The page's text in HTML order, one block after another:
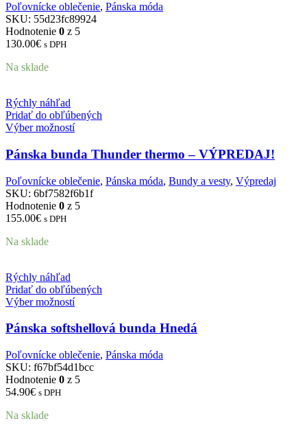
Poľovnícke oblečenie, Pánska móda
SKU: 55d23fc89924
Hodnotenie 0 z 5
130.00€ s DPH
Na sklade
Rýchly náhľad
Pridať do obľúbených
Výber možností
Pánska bunda Thunder thermo – VÝPREDAJ!
Poľovnícke oblečenie, Pánska móda, Bundy a vesty, Výpredaj
SKU: 6bf7582f6b1f
Hodnotenie 0 z 5
155.00€ s DPH
Na sklade
Rýchly náhľad
Pridať do obľúbených
Výber možností
Pánska softshellová bunda Hnedá
Poľovnícke oblečenie, Pánska móda
SKU: f67bf54d1bcc
Hodnotenie 0 z 5
54.90€ s DPH
Na sklade